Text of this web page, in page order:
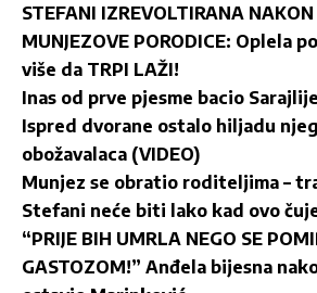
STEFANI IZREVOLTIRANA NAKON
MUNJEZOVE PORODICE: Oplela
više da TRPI LAŽI!
Inas od prve pjesme bacio
Ispred dvorane ostalo hiljadu
obožavalaca (VIDEO)
Munjez se obratio roditeljima –
Stefani neće biti lako kad ovo
“PRIJE BIH UMRLA NEGO SE
GASTOZOM!” Anđela bijesna